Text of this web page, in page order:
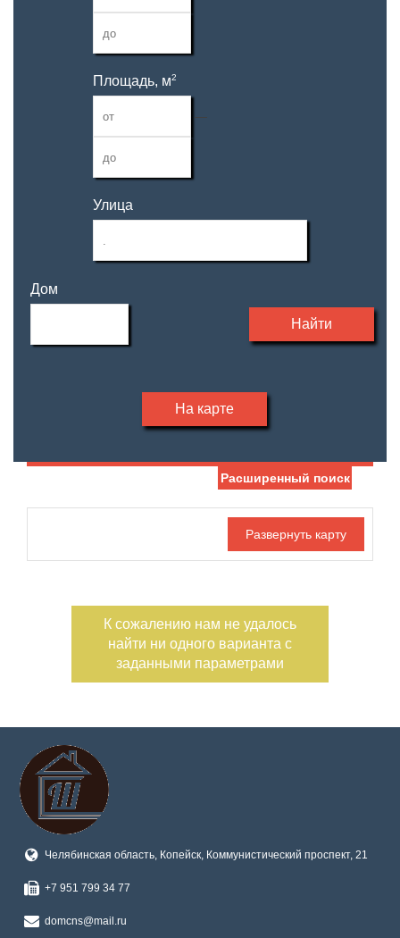
Площадь, м2
—
Улица
Дом
Найти
На карте
Ипотека
Обмен
С фото
Расширенный поиск
К сожалению нам не удалось
найти ни одного варианта с
заданными параметрами
Челябинская область, Копейск, Коммунистический проспект, 21
+7 951 799 34 77
domcns@mail.ru